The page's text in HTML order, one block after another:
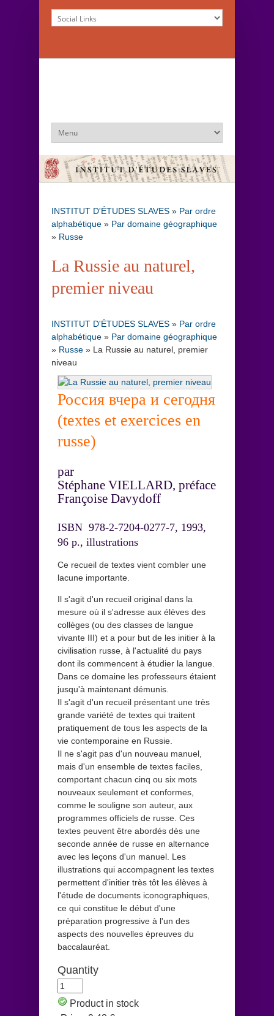
INSTITUT D'ÉTUDES SLAVES » Par ordre
alphabétique » Par domaine géographique
» Russe
La Russie au naturel,
premier niveau
INSTITUT D'ÉTUDES SLAVES » Par ordre
alphabétique » Par domaine géographique
» Russe » La Russie au naturel, premier
niveau
Россия вчера и сегодня
(textes et exercices en
russe)
par
Stéphane VIELLARD, préface
Françoise Davydoff
ISBN 978-2-7204-0277-7, 1993,
96 p., illustrations
Ce recueil de textes vient combler une
lacune importante.
Il s'agit d'un recueil original dans la
mesure où il s'adresse aux élèves des
collèges (ou des classes de langue
vivante III) et a pour but de les initier à la
civilisation russe, à l'actualité du pays
dont ils commencent à étudier la langue.
Dans ce domaine les professeurs étaient
jusqu'à maintenant démunis.
Il s'agit d'un recueil présentant une très
grande variété de textes qui traitent
pratiquement de tous les aspects de la
vie contemporaine en Russie.
Il ne s'agit pas d'un nouveau manuel,
mais d'un ensemble de textes faciles,
comportant chacun cinq ou six mots
nouveaux seulement et conformes,
comme le souligne son auteur, aux
programmes officiels de russe. Ces
textes peuvent être abordés dès une
seconde année de russe en alternance
avec les leçons d'un manuel. Les
illustrations qui accompagnent les textes
permettent d'initier très tôt les élèves à
l'étude de documents iconographiques,
ce qui constitue le début d'une
préparation progressive à l'un des
aspects des nouvelles épreuves du
baccalauréat.
Quantity
Product in stock